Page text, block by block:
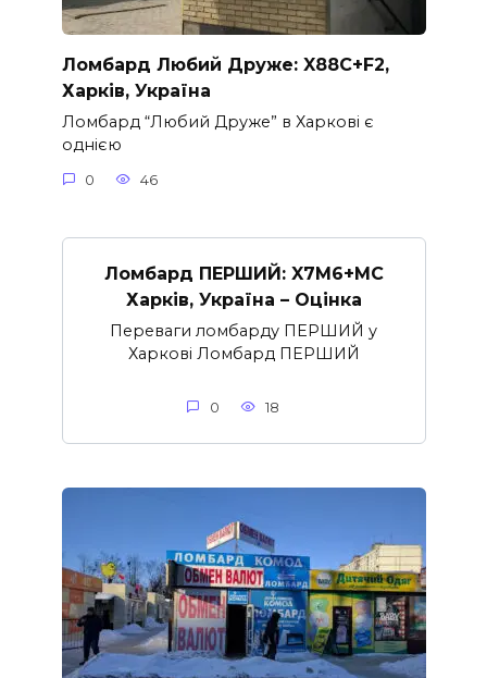
Ломбард Любий Друже: X88C+F2,
Харків, Україна
Ломбард “Любий Друже” в Харкові є
однією
0 46
Ломбард ПЕРШИЙ: X7M6+MC
Харків, Україна – Оцінка
Переваги ломбарду ПЕРШИЙ у
Харкові Ломбард ПЕРШИЙ
0 18